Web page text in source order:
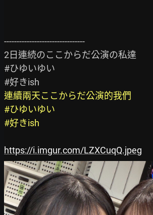
--------------------------------
2日連続のここからだ公演の私達
#ひゆいゆい
連續兩天ここからだ公演的我們
#ひゆいゆい
#好きish
https://i.imgur.com/LZXCuqQ.jpeg